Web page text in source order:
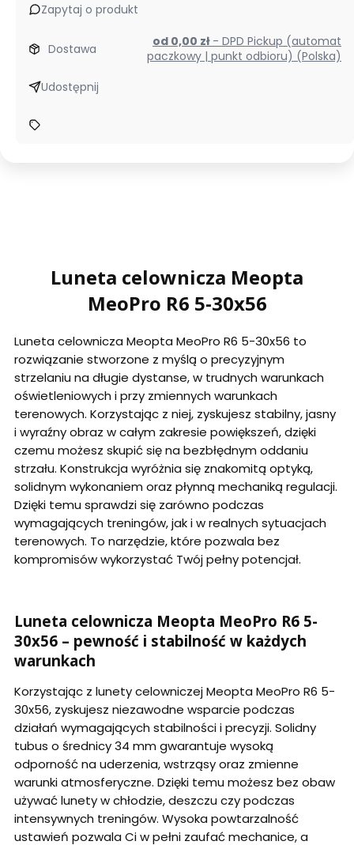
Zapytaj o produkt
Dostawa od 0,00 zł - DPD Pickup (automat
paczkowy | punkt odbioru) (Polska)
Udostępnij
Luneta celownicza Meopta
MeoPro R6 5-30x56
Luneta celownicza Meopta MeoPro R6 5-30x56 to
rozwiązanie stworzone z myślą o precyzyjnym
strzelaniu na długie dystanse, w trudnych warunkach
oświetleniowych i przy zmiennych warunkach
terenowych. Korzystając z niej, zyskujesz stabilny, jasny
i wyraźny obraz w całym zakresie powiększeń, dzięki
czemu możesz skupić się na bezbłędnym oddaniu
strzału. Konstrukcja wyróżnia się znakomitą optyką,
solidnym wykonaniem oraz płynną mechaniką regulacji.
Dzięki temu sprawdzi się zarówno podczas
wymagających treningów, jak i w realnych sytuacjach
terenowych. To narzędzie, które pozwala bez
kompromisów wykorzystać Twój pełny potencjał.
Luneta celownicza Meopta MeoPro R6 5-
30x56 – pewność i stabilność w każdych
warunkach
Korzystając z lunety celowniczej Meopta MeoPro R6 5-
30x56, zyskujesz niezawodne wsparcie podczas
działań wymagających stabilności i precyzji. Solidny
tubus o średnicy 34 mm gwarantuje wysoką
odporność na uderzenia, wstrząsy oraz zmienne
warunki atmosferyczne. Dzięki temu możesz bez obaw
używać lunety w chłodzie, deszczu czy podczas
intensywnych treningów. Wysoka powtarzalność
ustawień pozwala Ci w pełni zaufać mechanice, a